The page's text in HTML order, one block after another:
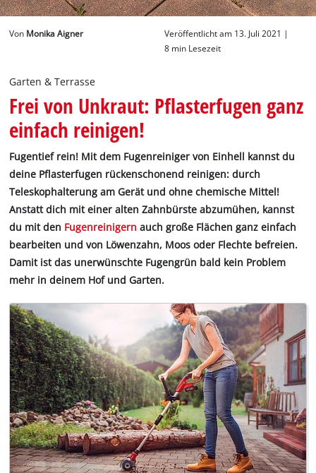
Deutsch
DEDeutsch
Von Monika Aigner
Veröffentlicht am 13. Juli 2021 |
8 min Lesezeit
Garten & Terrasse
Frei von Unkraut: Pflasterfugen ganz
einfach reinigen!
Fugentief rein! Mit dem Fugenreiniger von Einhell kannst du
deine Pflasterfugen rückenschonend reinigen: durch
Teleskophalterung am Gerät und ohne chemische Mittel!
Anstatt dich mit einer alten Zahnbürste abzumühen, kannst
du mit den Fugenreinigern auch große Flächen ganz einfach
bearbeiten und von Löwenzahn, Moos oder Flechte befreien.
Damit ist das unerwünschte Fugengrün bald kein Problem
mehr in deinem Hof und Garten.